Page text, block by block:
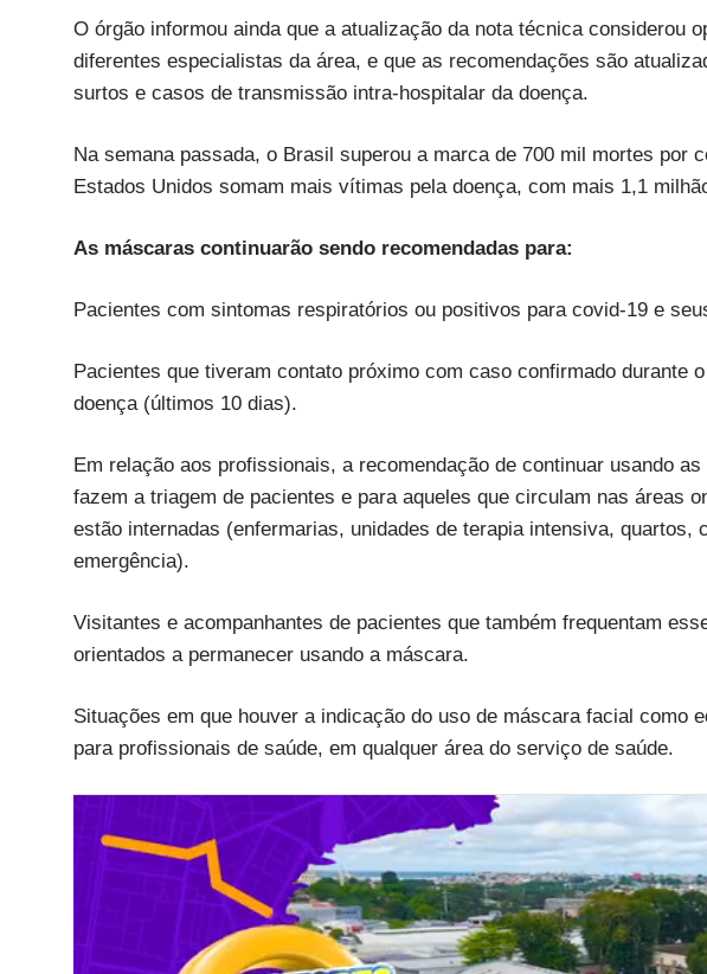
O órgão informou ainda que a atualização da nota técnica considerou
diferentes especialistas da área, e que as recomendações são
surtos e casos de transmissão intra-hospitalar da doença.
Na semana passada, o Brasil superou a marca de 700 mil mortes por
Estados Unidos somam mais vítimas pela doença, com mais 1,1
As máscaras continuarão sendo recomendadas para:
Pacientes com sintomas respiratórios ou positivos para covid-19 e
Pacientes que tiveram contato próximo com caso confirmado durante
doença (últimos 10 dias).
Em relação aos profissionais, a recomendação de continuar usando
fazem a triagem de pacientes e para aqueles que circulam nas áreas
estão internadas (enfermarias, unidades de terapia intensiva, quartos,
emergência).
Visitantes e acompanhantes de pacientes que também frequentam
orientados a permanecer usando a máscara.
Situações em que houver a indicação do uso de máscara facial como
para profissionais de saúde, em qualquer área do serviço de saúde.